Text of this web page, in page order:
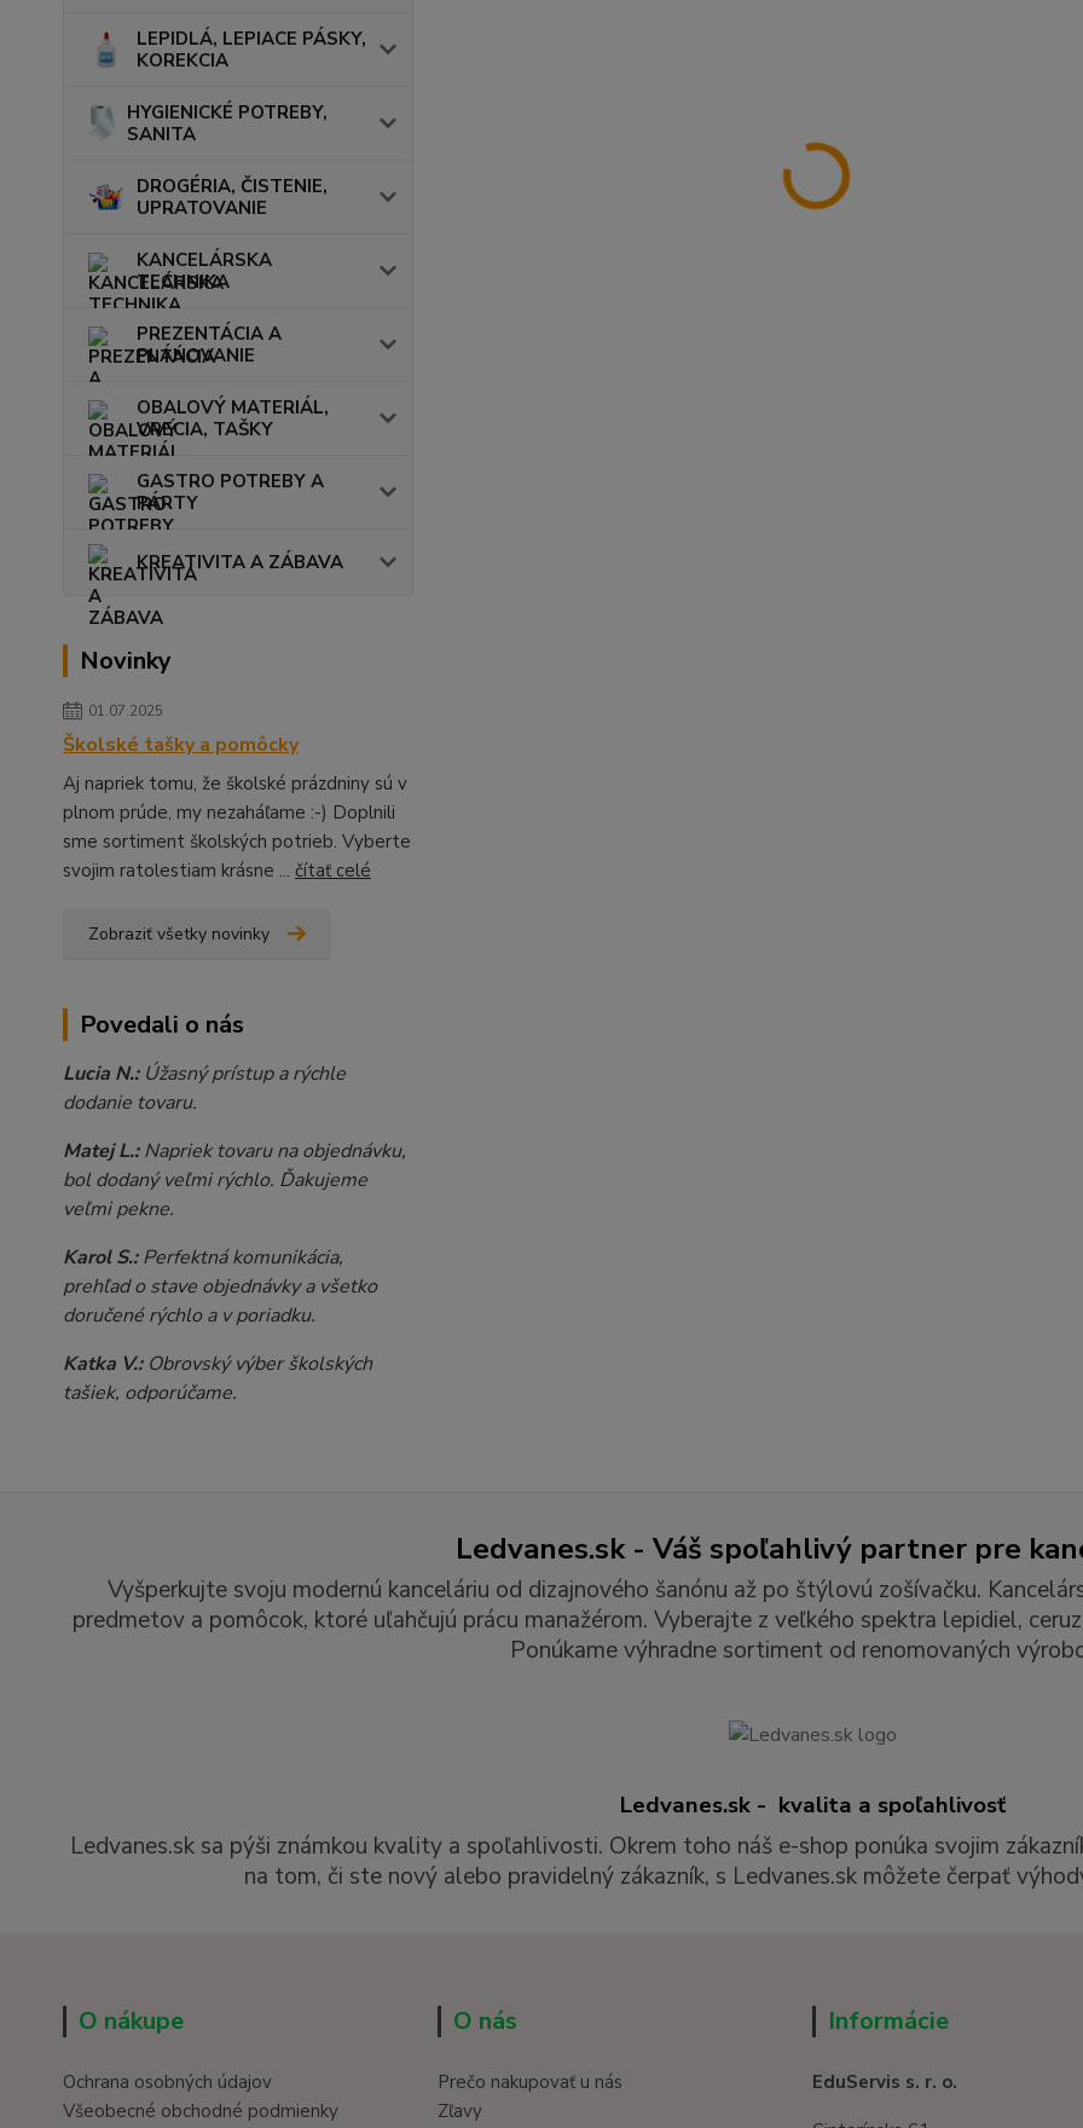
LEPIDLÁ, LEPIACE PÁSKY,
KOREKCIA
HYGIENICKÉ POTREBY,
SANITA
DROGÉRIA, ČISTENIE,
UPRATOVANIE
KANCELÁRSKA
TECHNIKA
PREZENTÁCIA A
PLÁNOVANIE
OBALOVÝ MATERIÁL,
VRECIA, TAŠKY
GASTRO POTREBY A
PÁRTY
KREATIVITA A ZÁBAVA
Novinky
01.07.2025
Školské tašky a pomôcky
Aj napriek tomu, že školské prázdniny sú v
plnom prúde, my nezaháľame :-) Doplnili
sme sortiment školských potrieb. Vyberte
svojim ratolestiam krásne ... čítať celé
Zobraziť všetky novinky
Povedali o nás
Lucia N.:Úžasný prístup a rýchle
dodanie tovaru.
Matej L.:Napriek tovaru na objednávku,
bol dodaný veľmi rýchlo. Ďakujeme
veľmi pekne.
Karol S.:Perfektná komunikácia,
prehľad o stave objednávky a všetko
doručené rýchlo a v poriadku.
Katka V.: Obrovský výber školských
tašiek, odporúčame.
Ledvanes.sk - Váš spoľahlivý partner pre
Vyšperkujte svoju modernú kanceláriu od dizajnového šanónu až po štýlovú zošívačku.
predmetov a pomôcok, ktoré uľahčujú prácu manažérom. Vyberajte z veľkého spektra lepidiel,
Ponúkame výhradne sortiment od renomovaných
Ledvanes.sk - kvalita a spoľahlivosť
Ledvanes.sk sa pýši známkou kvality a spoľahlivosti. Okrem toho náš e-shop ponúka svojim
na tom, či ste nový alebo pravidelný zákazník, s Ledvanes.sk môžete čerpať
O nákupe
Ochrana osobných údajov
Všeobecné obchodné podmienky
O nás
Prečo nakupovať u nás
Zľavy
Informácie
EduServis s. r. o.